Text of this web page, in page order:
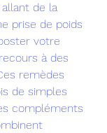
de la
prise de poids
votre
à des
remèdes
de simples
compléments